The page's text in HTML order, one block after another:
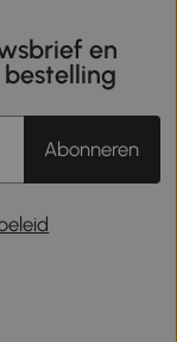
en
bestelling
Abonneren